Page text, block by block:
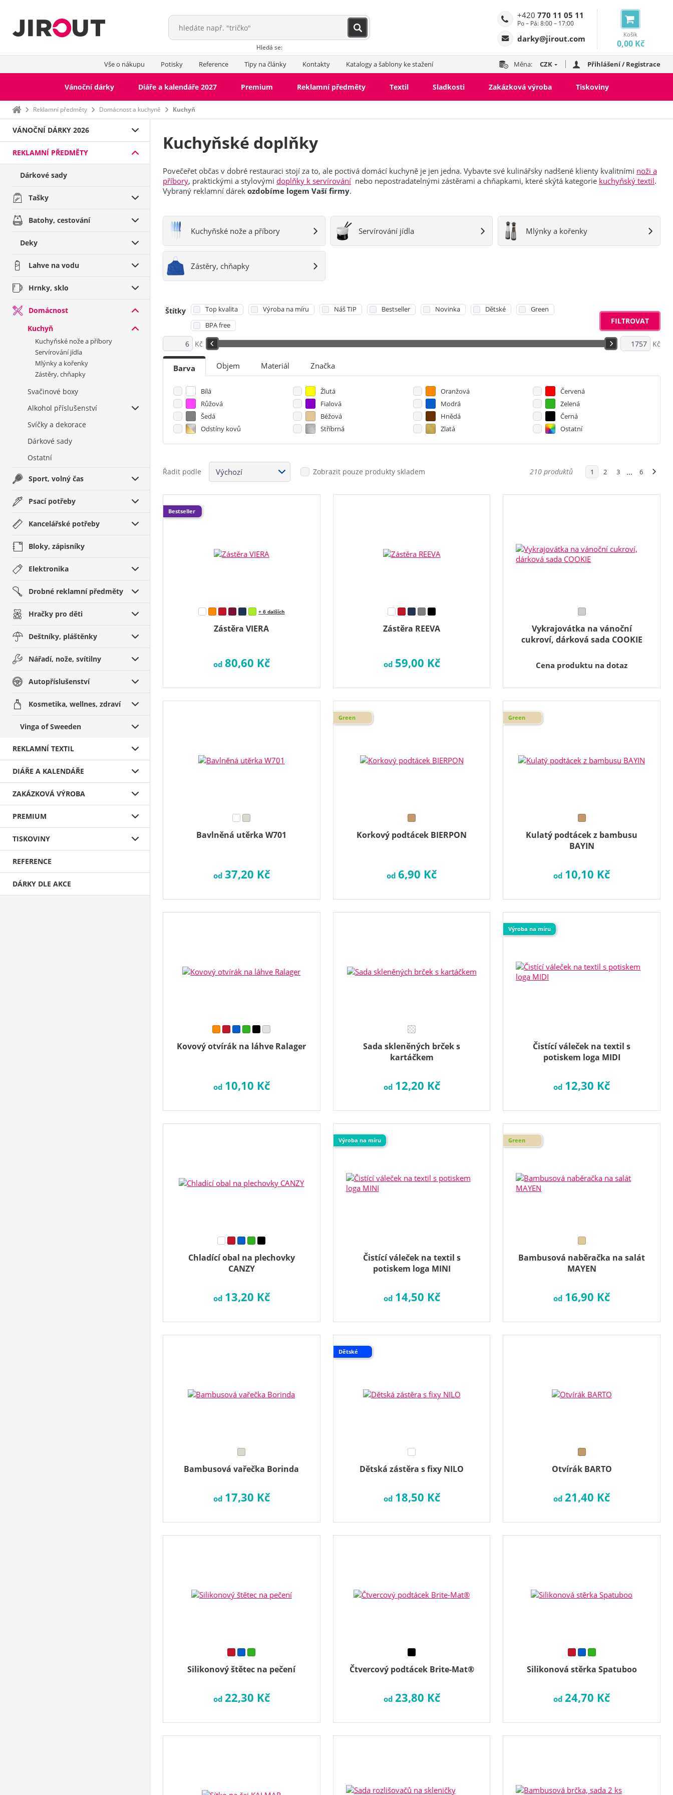
Košík
0,00 Kč
+420 770 11 05 11
Po – Pá: 8:00 – 17:00
darky@jirout.com
Hledá se:
Vše o nákupu Potisky Reference Tipy na články Kontakty Katalogy a šablony ke stažení Měna: CZK Přihlášení / Registrace
Vánoční dárky Diáře a kalendáře 2027 Premium Reklamní předměty
Kuchyňské potřeby
Příslušenství k
...
Textil Sladkosti Zakázková výroba Tiskoviny
Domů Reklamní předměty Domácnost a kuchyně Kuchyň
VÁNOČNÍ DÁRKY 2026
REKLAMNÍ PŘEDMĚTY
Dárkové sady
Tašky
Batohy, cestování
Deky
Lahve na vodu
Hrnky, sklo
Domácnost
Kuchyň
Kuchyňské nože a příbory
Servírování jídla
Mlýnky a kořenky
Zástěry, chňapky
Svačinové boxy
Alkohol příslušenství
Svíčky a dekorace
Dárkové sady
Ostatní
Sport, volný čas
Psací potřeby
Kancelářské potřeby
Bloky, zápisníky
Elektronika
Drobné reklamní předměty
Hračky pro děti
Deštníky, pláštěnky
Nářadí, nože, svítilny
Autopříslušenství
Kosmetika, wellnes, zdraví
Vinga of Sweeden
REKLAMNÍ TEXTIL
DIÁŘE A KALENDÁŘE
ZAKÁZKOVÁ VÝROBA
PREMIUM
TISKOVINY
REFERENCE
DÁRKY DLE AKCE
Kuchyňské doplňky
Povečeřet občas v dobré restauraci stojí za to, ale poctivá domácí kuchyně je jen jedna. Vybavte své kulinářsky nadšené klienty kvalitními noži a
příbory, praktickými a stylovými doplňky k servírování nebo nepostradatelnými zástěrami a chňapkami, které skýtá kategorie kuchyňský textil.
Vybraný reklamní dárek ozdobíme logem Vaší firmy.
Kuchyňské nože a příbory Servírování jídla Mlýnky a kořenky
Zástěry, chňapky
Kč Kč
Barva Objem Materiál Značka
Bílá Žlutá Oranžová
Červená
Růžová
Fialová Modrá
Zelená
Šedá
Béžová Hnědá
Černá
Odstíny kovů
Stříbrná Zlatá Ostatní
Štítky Top kvalita Výroba na míru Náš TIP Bestseller Novinka Dětské
Green
BPA free
FILTROVAT
Řadit podle Zobrazit pouze produkty skladem 210 produktů 1 2 3 … 6
Zástěra VIERA
Bestseller
+ 6 dalších
od 80,60 Kč
Zástěra REEVA
od 59,00 Kč
Vykrajovátka na vánoční
cukroví, dárková sada COOKIE
Cena produktu na dotaz
Bavlněná utěrka W701
od 37,20 Kč
Korkový podtácek BIERPON
Green
od 6,90 Kč
Kulatý podtácek z bambusu
BAYIN
Green
od 10,10 Kč
Kovový otvírák na láhve Ralager
od 10,10 Kč
Sada skleněných brček s
kartáčkem
od 12,20 Kč
Čistící váleček na textil s
potiskem loga MIDI
Výroba na míru
od 12,30 Kč
Chladící obal na plechovky
CANZY
od 13,20 Kč
Čistící váleček na textil s
potiskem loga MINI
Výroba na míru
od 14,50 Kč
Bambusová naběračka na salát
MAYEN
Green
od 16,90 Kč
Bambusová vařečka Borinda
od 17,30 Kč
Dětská zástěra s fixy NILO
Dětské
od 18,50 Kč
Otvírák BARTO
od21,40 Kč
Silikonový štětec na pečení
od 22,30 Kč
Čtvercový podtácek Brite-Mat®
od 23,80 Kč
Silikonová stěrka Spatuboo
od24,70 Kč